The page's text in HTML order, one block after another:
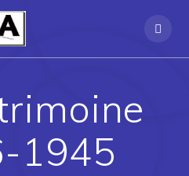
Skip
to
content
1945